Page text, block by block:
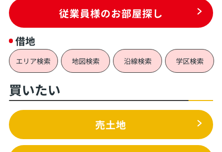
従業員様のお部屋探し
借地
エリア検索 地図検索 沿線検索 学区検索
買いたい
売土地